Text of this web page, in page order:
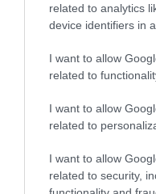
related to analytics
device identifiers in
I want to allow
related to
I want to allow
related to
I want to allow
related to security,